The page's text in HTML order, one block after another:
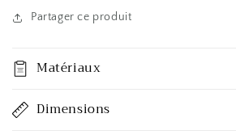
Partager ce produit
Matériaux
Dimensions